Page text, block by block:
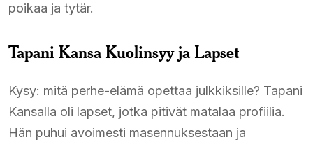
poikaa ja tytär.
Tapani Kansa Kuolinsyy ja Lapset
Kysy: mitä perhe-elämä opettaa julkkiksille? Tapani
Kansalla oli lapset, jotka pitivät matalaa profiilia.
Hän puhui avoimesti masennuksestaan ja